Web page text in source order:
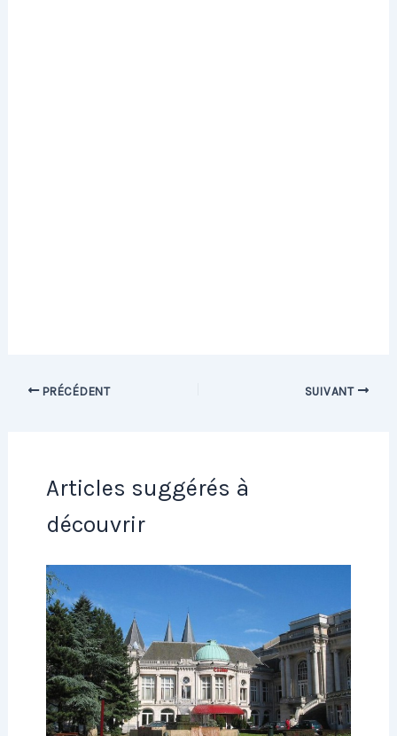
PRÉCÉDENT SUIVANT
Articles suggérés à
découvrir